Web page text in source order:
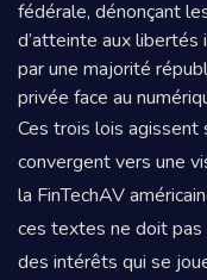
fédérale, dénonçant
d’atteinte aux
par une majorité
privée face au
Ces trois lois agissent
convergent vers une
la FinTechAV
ces textes ne doit
des intérêts qui se